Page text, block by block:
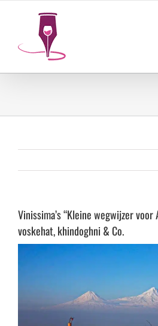
Vinissima’s “Kleine wegwijzer
voskehat, khindoghni & Co.